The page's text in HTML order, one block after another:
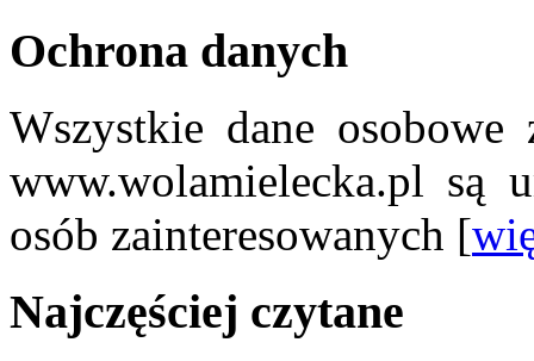
Ochrona danych
Wszystkie dane osobowe
www.wolamielecka.pl są
osób zainteresowanych [
Najczęściej czytane